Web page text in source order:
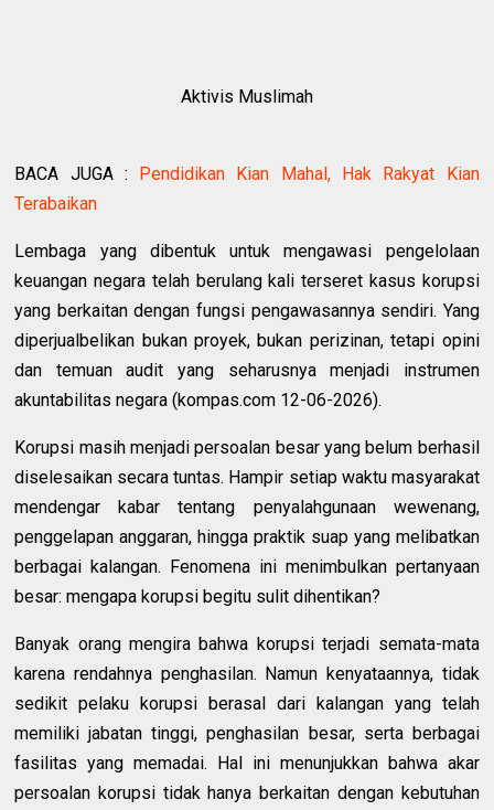
Aktivis Muslimah
BACA JUGA : Pendidikan Kian Mahal, Hak Rakyat Kian
Terabaikan
Lembaga yang dibentuk untuk mengawasi pengelolaan
keuangan negara telah berulang kali terseret kasus korupsi
yang berkaitan dengan fungsi pengawasannya sendiri. Yang
diperjualbelikan bukan proyek, bukan perizinan, tetapi opini
dan temuan audit yang seharusnya menjadi instrumen
akuntabilitas negara (kompas.com 12-06-2026).
Korupsi masih menjadi persoalan besar yang belum berhasil
diselesaikan secara tuntas. Hampir setiap waktu masyarakat
mendengar kabar tentang penyalahgunaan wewenang,
penggelapan anggaran, hingga praktik suap yang melibatkan
berbagai kalangan. Fenomena ini menimbulkan pertanyaan
besar: mengapa korupsi begitu sulit dihentikan?
Banyak orang mengira bahwa korupsi terjadi semata-mata
karena rendahnya penghasilan. Namun kenyataannya, tidak
sedikit pelaku korupsi berasal dari kalangan yang telah
memiliki jabatan tinggi, penghasilan besar, serta berbagai
fasilitas yang memadai. Hal ini menunjukkan bahwa akar
persoalan korupsi tidak hanya berkaitan dengan kebutuhan